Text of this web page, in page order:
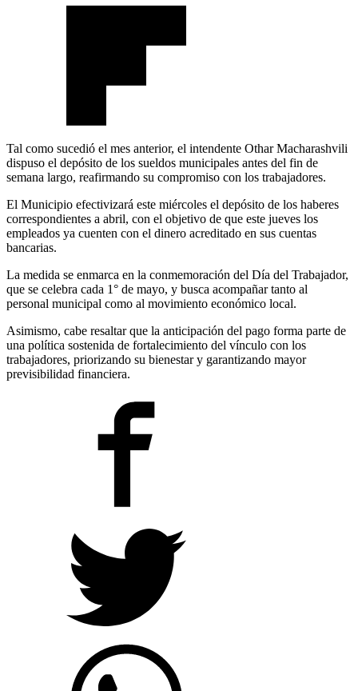
Tal como sucedió el mes anterior, el intendente Othar Macharashvili
dispuso el depósito de los sueldos municipales antes del fin de
semana largo, reafirmando su compromiso con los trabajadores.
El Municipio efectivizará este miércoles el depósito de los haberes
correspondientes a abril, con el objetivo de que este jueves los
empleados ya cuenten con el dinero acreditado en sus cuentas
bancarias.
La medida se enmarca en la conmemoración del Día del Trabajador,
que se celebra cada 1° de mayo, y busca acompañar tanto al
personal municipal como al movimiento económico local.
Asimismo, cabe resaltar que la anticipación del pago forma parte de
una política sostenida de fortalecimiento del vínculo con los
trabajadores, priorizando su bienestar y garantizando mayor
previsibilidad financiera.